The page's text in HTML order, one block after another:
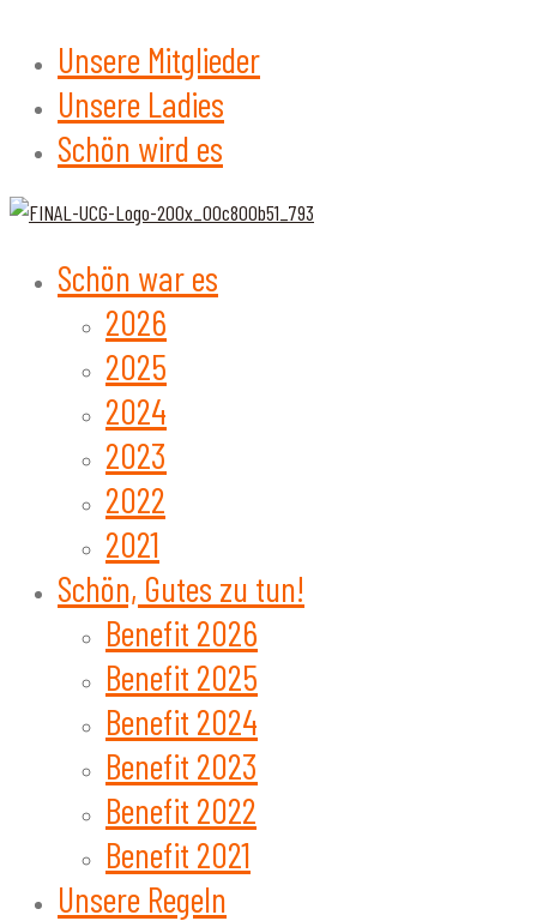
Unsere Mitglieder
Unsere Ladies
Schön wird es
Schön war es
2026
2025
2024
2023
2022
2021
Schön, Gutes zu tun!
Benefit 2026
Benefit 2025
Benefit 2024
Benefit 2023
Benefit 2022
Benefit 2021
Unsere Regeln